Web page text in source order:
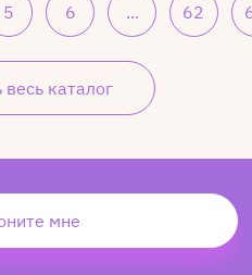
5 6 ... 62
каталог
мне